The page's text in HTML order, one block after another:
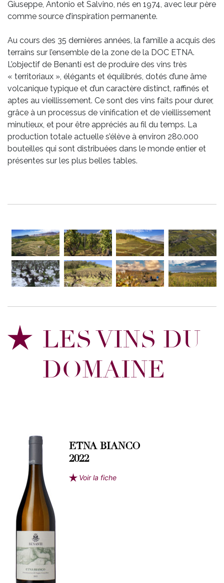
Giuseppe, Antonio et Salvino, nés en 1974, avec leur père
comme source d’inspiration permanente.
Au cours des 35 dernières années, la famille a acquis des
terrains sur l’ensemble de la zone de la DOC ETNA.
L’objectif de Benanti est de produire des vins très
« territoriaux », élégants et équilibrés, dotés d’une âme
volcanique typique et d’un caractère distinct, raffinés et
aptes au vieillissement. Ce sont des vins faits pour durer,
grâce à un processus de vinification et de vieillissement
minutieux, et pour être appréciés au fil du temps. La
production totale actuelle s’élève à environ 280.000
bouteilles qui sont distribuées dans le monde entier et
présentes sur les plus belles tables.
LES VINS DU
DOMAINE
ETNA BIANCO
2022
Voir la fiche